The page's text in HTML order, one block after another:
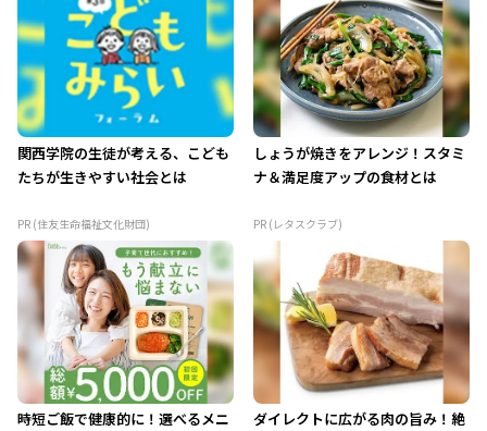
関西学院の生徒が考える、こども
たちが生きやすい社会とは
PR (住友生命福祉文化財団)
しょうが焼きをアレンジ！スタミ
ナ＆満足度アップの食材とは
PR (レタスクラブ)
時短ご飯で健康的に！選べるメニ
ダイレクトに広がる肉の旨み！絶